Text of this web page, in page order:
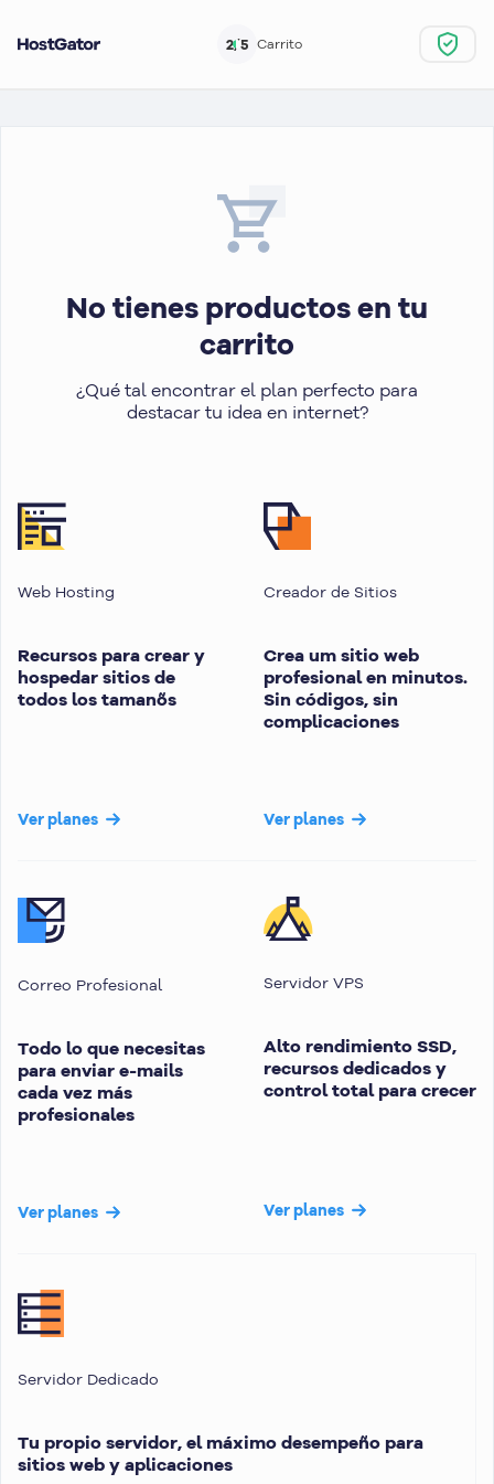
Carrito
2/5
No tienes productos en tu
carrito
¿Qué tal encontrar el plan perfecto para
destacar tu idea en internet?
Web Hosting
Recursos para crear y
hospedar sitios de
todos los tamanõs
Ver planes
Creador de Sitios
Crea um sitio web
profesional en minutos.
Sin códigos, sin
complicaciones
Ver planes
Correo Profesional
Todo lo que necesitas
para enviar e-mails
cada vez más
profesionales
Ver planes
Servidor VPS
Alto rendimiento SSD,
recursos dedicados y
control total para crecer
Ver planes
Servidor Dedicado
Tu propio servidor, el máximo desempeño para
sitios web y aplicaciones